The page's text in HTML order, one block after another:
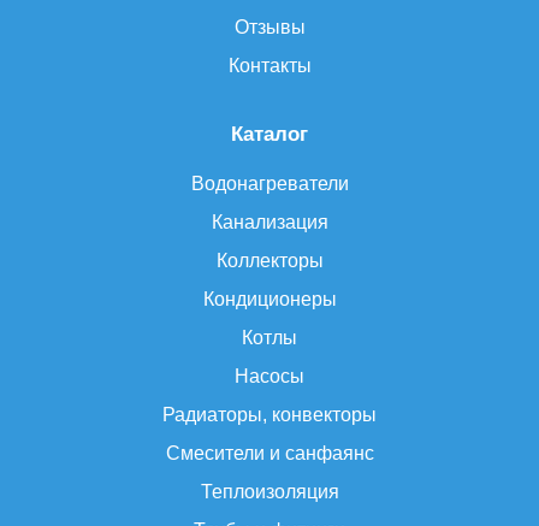
Каталог
Водонагреватели
Канализация
Коллекторы
Кондиционеры
Котлы
Насосы
Радиаторы, конвекторы
Смесители и санфаянс
Теплоизоляция
Отзывы
Контакты